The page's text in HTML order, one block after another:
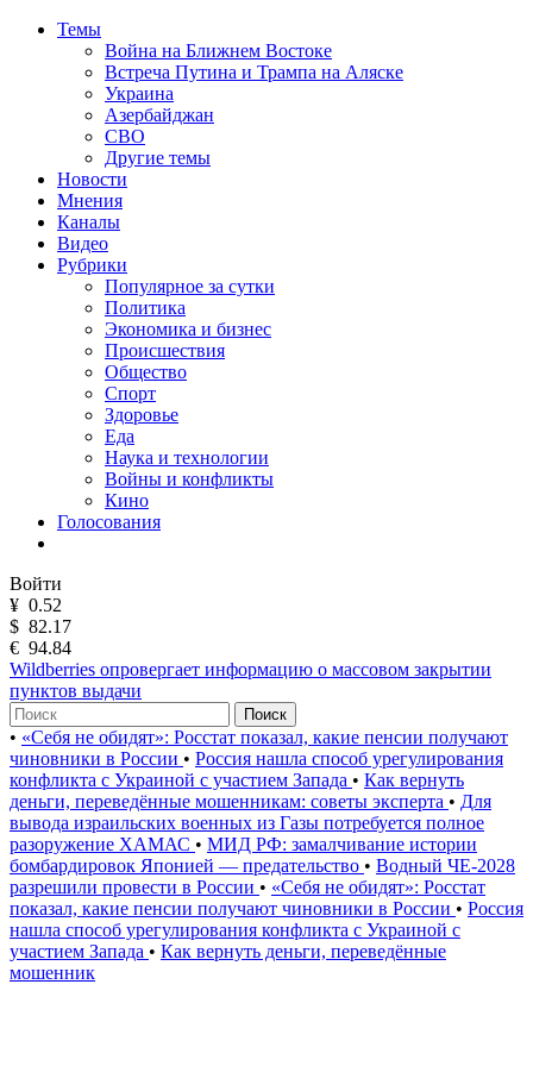
Темы
Война на Ближнем Востоке
Встреча Путина и Трампа на Аляске
Украина
Азербайджан
СВО
Другие темы
Новости
Мнения
Каналы
Видео
Рубрики
Популярное за сутки
Политика
Экономика и бизнес
Происшествия
Общество
Спорт
Здоровье
Еда
Наука и технологии
Войны и конфликты
Кино
Голосования
Войти
¥ 0.52
$ 82.17
€ 94.84
Wildberries опровергает информацию о массовом закрытии
пунктов выдачи
Поиск
• «Себя не обидят»: Росстат показал, какие пенсии получают
чиновники в России • Россия нашла способ урегулирования
конфликта с Украиной с участием Запада • Как вернуть
деньги, переведённые мошенникам: советы эксперта • Для
вывода израильских военных из Газы потребуется полное
разоружение ХАМАС • МИД РФ: замалчивание истории
бомбардировок Японией — предательство • Водный ЧЕ-2028
разрешили провести в России • «Себя не обидят»: Росстат
показал, какие пенсии получают чиновники в России • Россия
нашла способ урегулирования конфликта с Украиной с
участием Запада • Как вернуть деньги, переведённые
мошенник